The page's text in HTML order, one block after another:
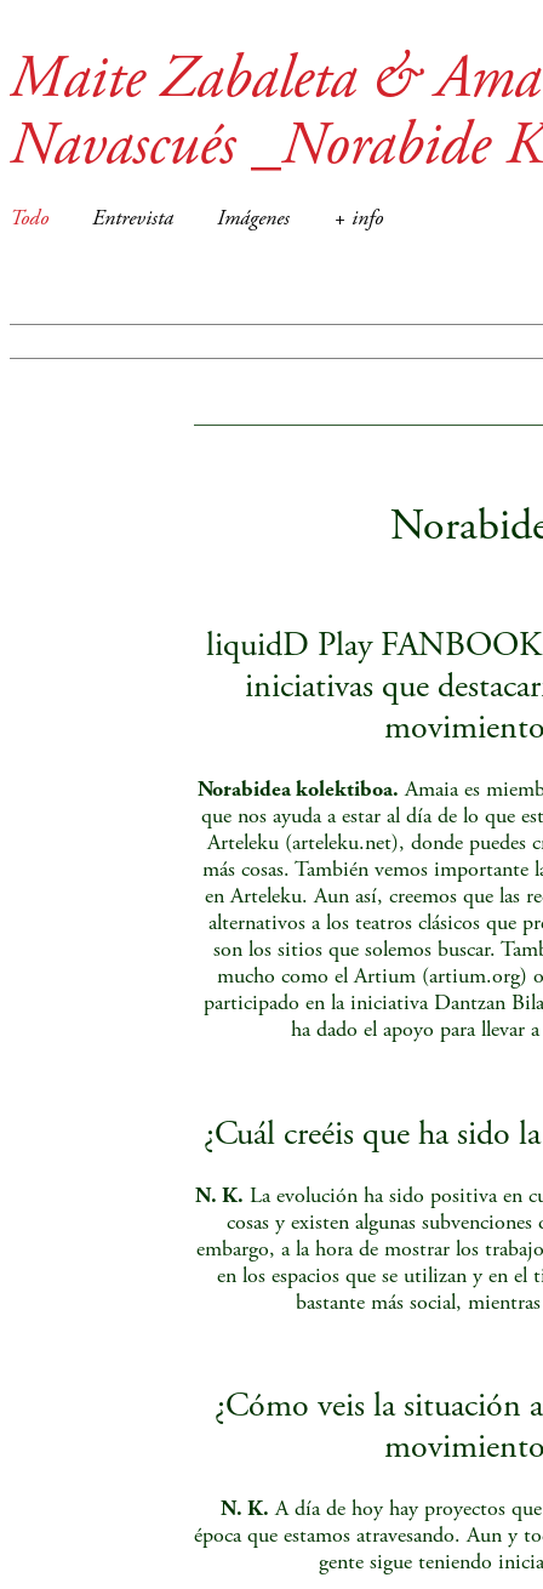
Maite Zabaleta &
Navascués _Norabide
Todo Entrevista Imágenes + info
liquidD Play FANBOOK
iniciativas que
movimiento
Norabidea kolektiboa. Amaia es
que nos ayuda a estar al día de lo que
Arteleku (arteleku.net), donde puedes
más cosas. También vemos importante
en Arteleku. Aun así, creemos que las
alternativos a los teatros clásicos que
son los sitios que solemos buscar.
mucho como el Artium (artium.org)
participado en la iniciativa Dantzan
ha dado el apoyo para llevar
¿Cuál creéis que ha sido
N. K. La evolución ha sido positiva en
cosas y existen algunas
embargo, a la hora de mostrar los
en los espacios que se utilizan y en el
bastante más social,
¿Cómo veis la situación
movimiento
N. K. A día de hoy hay proyectos
época que estamos atravesando. Aun y
gente sigue teniendo